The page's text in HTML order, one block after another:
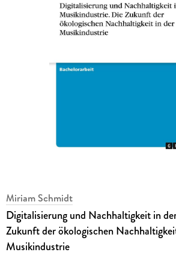
Miriam Schmidt
Digitalisierung und Nachhaltigkeit in
Zukunft der ökologischen
Musikindustrie